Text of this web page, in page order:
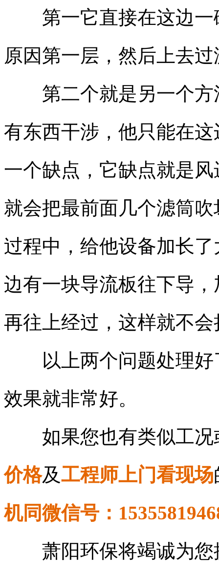
第一它直接在这边一
原因第一层，然后上去过
第二个就是另一个方
有东西干涉，他只能在
一个缺点，它缺点就是
就会把最前面几个滤筒
过程中，给他设备加长了
边有一块导流板往下导
再往上经过，这样就不
以上两个问题处理好
效果就非常好。
如果您也有类似工况
价格及工程师上门看现场
机同微信号：
萧阳环保将竭诚为您